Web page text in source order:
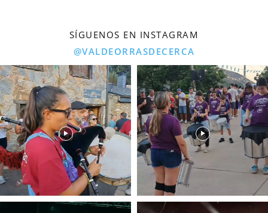
SÍGUENOS EN INSTAGRAM
@VALDEORRASDECERCA